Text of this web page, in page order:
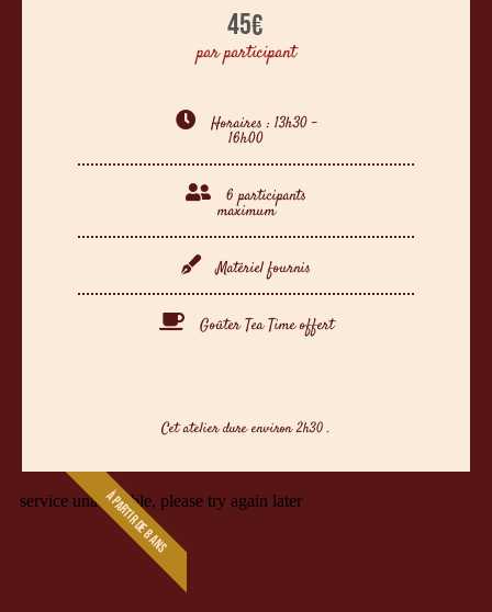
45€
par participant
Horaires : 13h30 -
16h00
6 participants
maximum
Matériel fournis
Goûter Tea Time offert
Cet atelier dure environ 2h30 .
À PARTIR DE 8 ANS